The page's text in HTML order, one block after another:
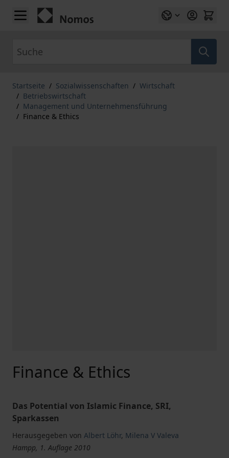
Zum Inhalt springen
Startseite / Sozialwissenschaften / Wirtschaft
/ Betriebswirtschaft
/ Management und Unternehmensführung
/ Finance & Ethics
Finance & Ethics
Das Potential von Islamic Finance, SRI,
Sparkassen
Herausgegeben von Albert Löhr, Milena V Valeva
Hampp, 1. Auflage 2010